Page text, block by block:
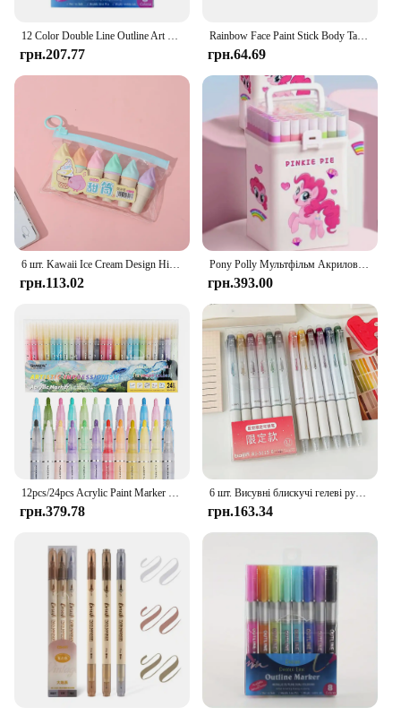
12 Color Double Line Outline Art Pen Marker Pen DIY Graffiti Outline Marker Pen Highlighter Scrapbook Bullet Diary Poster Card
грн.207.77
Rainbow Face Paint Stick Body Tattoo Colored Pigment Pen Fluorescent Crayon Washable Adult Kid Party Favors Makeup Cosmetic Tool
грн.64.69
6 шт. Kawaii Ice Cream Design Highlighters Барвисті маркери для студентів і художників, які пишуть, малювання, розфарбувати та офісного використання
грн.113.02
Pony Polly Мультфільм Акриловий маркер Студент Спеціальний пензель можна складати Кольоровий непроникний Doodle Pen Акварельна ручка Надіслати наклейки
грн.393.00
12pcs/24pcs Acrylic Paint Marker Set with 24 colored inks suitable for rock painting, glass, wood, black paper, scrapbook crafts
грн.379.78
6 шт. Висувні блискучі гелеві ручки, що стираються, 0,7 мм, кольорові естетичні ручки з тонкою точкою для журналювання, домашнього шкільного канцелярського приладдя
грн.163.34